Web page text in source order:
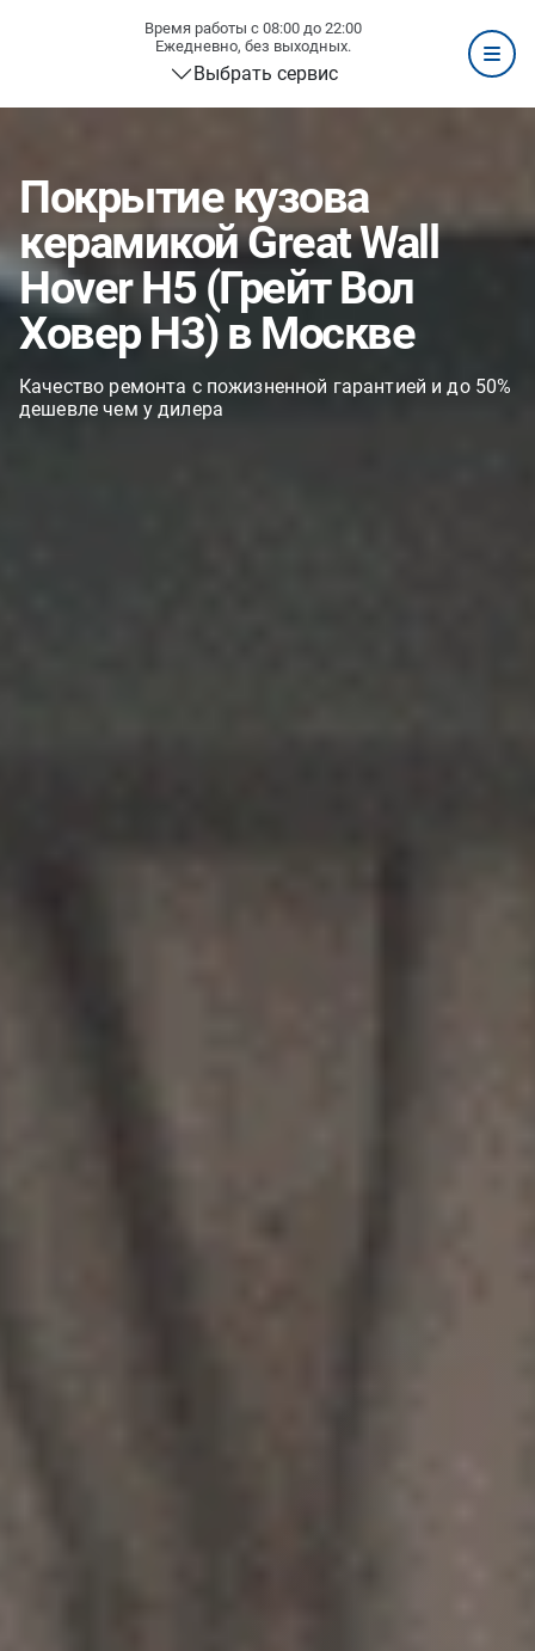
Время работы с 08:00 до 22:00
Ежедневно, без выходных.
Выбрать сервис
Покрытие кузова
керамикой Great Wall
Hover H5 (Грейт Вол
Ховер H3) в Москве
Качество ремонта с пожизненной гарантией и до 50%
дешевле чем у дилера